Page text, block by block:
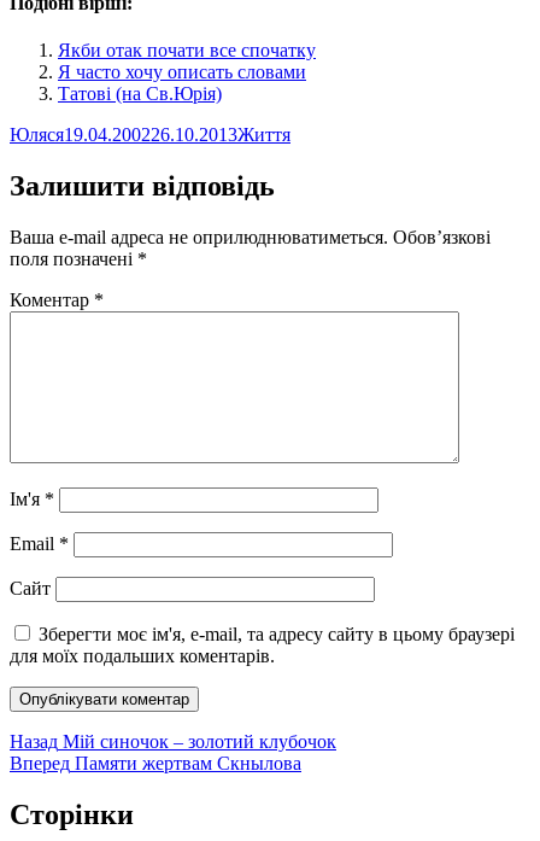
Якби отак почати все спочатку
Я часто хочу описать словами
Татові (на Св.Юрія)
Автор
ЮлясяОприлюднено
19.04.200226.10.2013Категорії
Життя
Залишити відповідь
Ваша e-mail адреса не оприлюднюватиметься. Обов’язкові
поля позначені *
Коментар *
Ім'я *
Email *
Сайт
Зберегти моє ім'я, e-mail, та адресу сайту в цьому браузері
для моїх подальших коментарів.
Навігація
записів
Назад Попередній
запис:
Мій синочок – золотий клубочок
Вперед Наступний
Памяти жертвам Скнылова
Сторінки